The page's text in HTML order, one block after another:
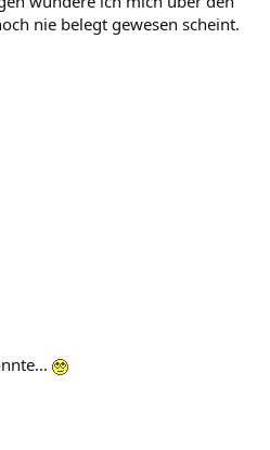
nie belegt gewesen scheint.